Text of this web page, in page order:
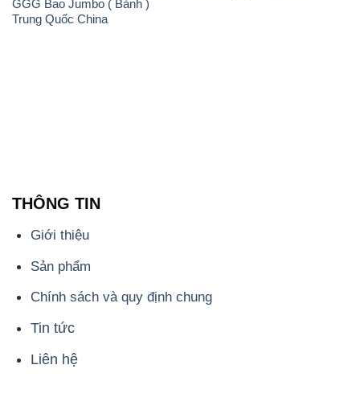
Chính sách và quy định chung
Tin tức
Liên hệ
📞
PHÒNG KINH DOANH - CÔNG TY HÓA CHẤT
ĐẮC TRƯỜNG PHÁT